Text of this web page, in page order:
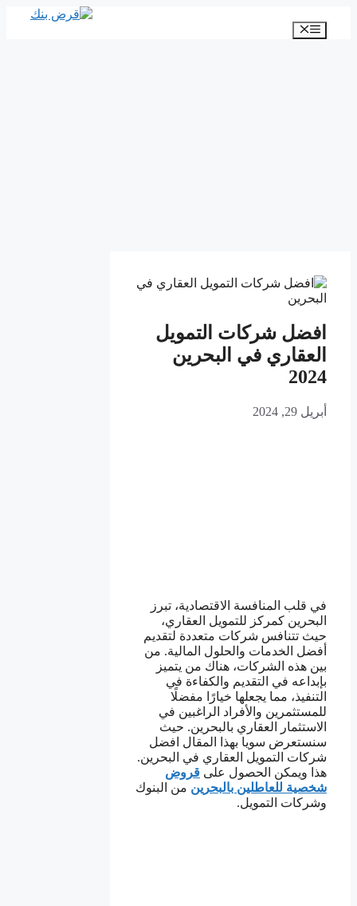
المحتوى
القائمة
افضل شركات التمويل
العقاري في البحرين
2024
أبريل 29, 2024
في قلب المنافسة الاقتصادية، تبرز
البحرين كمركز للتمويل العقاري،
حيث تتنافس شركات متعددة لتقديم
أفضل الخدمات والحلول المالية. من
بين هذه الشركات، هناك من يتميز
بإبداعه في التقديم والكفاءة في
التنفيذ، مما يجعلها خيارًا مفضلًا
للمستثمرين والأفراد الراغبين في
الاستثمار العقاري بالبحرين. حيث
سنستعرض سويا بهذا المقال افضل
شركات التمويل العقاري في البحرين.
هذا ويمكن الحصول على قروض
شخصية للعاطلين بالبحرين من البنوك
وشركات التمويل.